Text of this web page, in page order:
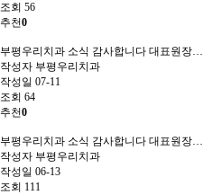
조회 56
추천0
부평우리치과 소식 감사합니다 대표원장…
작성자 부평우리치과
작성일 07-11
조회 64
추천0
부평우리치과 소식 감사합니다 대표원장…
작성자 부평우리치과
작성일 06-13
조회 111